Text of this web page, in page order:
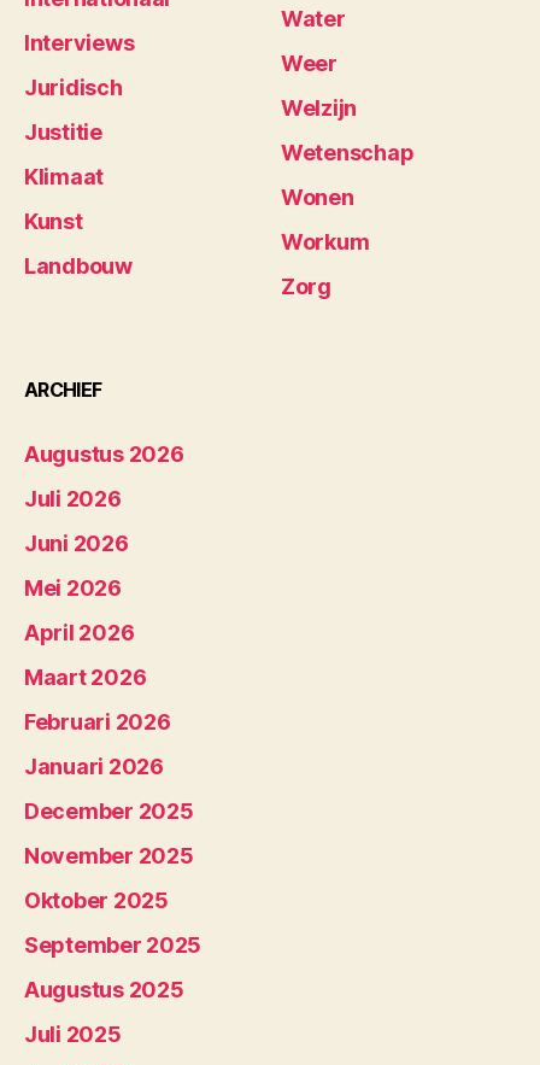
Interviews
Juridisch
Justitie
Klimaat
Kunst
Landbouw
Water
Weer
Welzijn
Wetenschap
Wonen
Workum
Zorg
ARCHIEF
Augustus 2026
Juli 2026
Juni 2026
Mei 2026
April 2026
Maart 2026
Februari 2026
Januari 2026
December 2025
November 2025
Oktober 2025
September 2025
Augustus 2025
Juli 2025